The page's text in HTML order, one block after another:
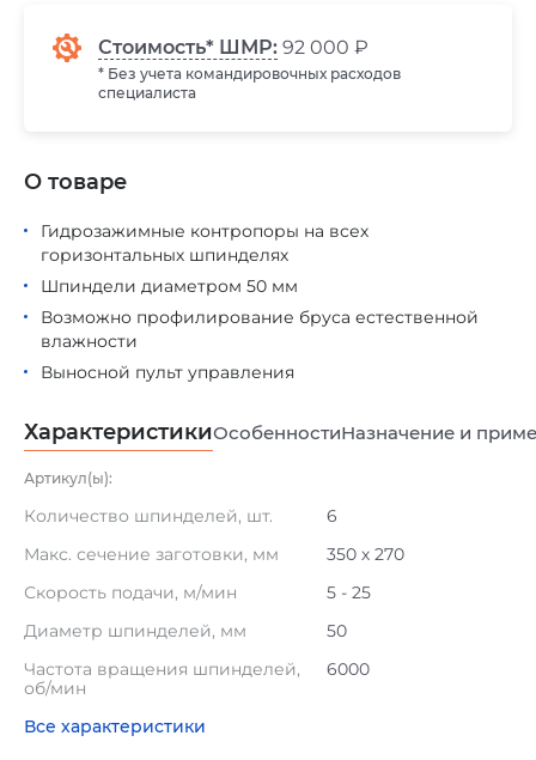
Стоимость* ШМР: 92 000 ₽
* Без учета командировочных расходов
специалиста
Гидрозажимные контропоры на всех
горизонтальных шпинделях
Шпиндели диаметром 50 мм
Возможно профилирование бруса естественной
влажности
Выносной пульт управления
О товаре
ХарактеристикиОсобенностиНазначение и
Артикул(ы):
Количество шпинделей, шт.
6
Макс. сечение заготовки, мм
350 х 270
Скорость подачи, м/мин
5 - 25
Диаметр шпинделей, мм
50
Частота вращения шпинделей,
об/мин
6000
Все характеристики